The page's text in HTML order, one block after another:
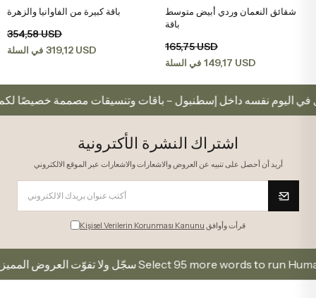
اضف الى سلة التسوق
باقة كبيرة من الفاوانيا والزهرة
354,58 USD
في السلة 319,12 USD
اضف الى سلة التسوق
شقائق النعمان وردي أبيض متوسط
باقة
165,75 USD
في السلة 149,17 USD
توصيل في اليوم نفسه داخل إسطنبول – باقات وتنسيقات مصممة
اشتراك النشرة الأكترونية
أريد أن أحصل على تنبيه عن العروض والاشعارات والاشعارات عبر الموقع الالكتروني
Kişisel Verilerin Korunması Kanunu قرأت وأوافق
سجّل ولا تفوّت العروض المميزة Select 95 more words to run Humanizer.